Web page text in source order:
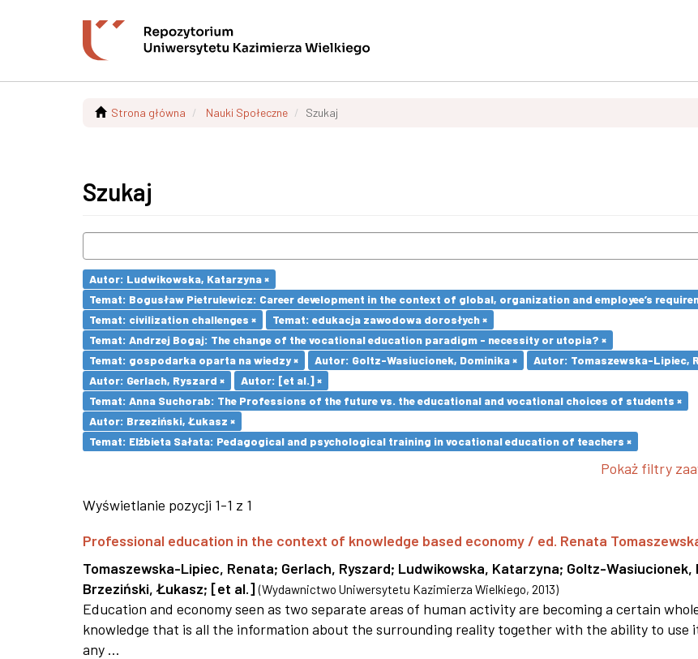
Strona główna Nauki Społeczne Szukaj
Szukaj
Autor: Ludwikowska, Katarzyna ×
Temat: Bogusław Pietrulewicz: Career development in the context of global, organization and employee’s
Temat: civilization challenges ×
Temat: edukacja zawodowa dorosłych ×
Temat: Andrzej Bogaj: The change of the vocational education paradigm - necessity or utopia? ×
Temat: gospodarka oparta na wiedzy ×
Autor: Goltz-Wasiucionek, Dominika ×
Autor: Tomaszewska-Lipiec,
Autor: Gerlach, Ryszard ×
Autor: [et al.] ×
Temat: Anna Suchorab: The Professions of the future vs. the educational and vocational choices of students ×
Autor: Brzeziński, Łukasz ×
Temat: Elżbieta Sałata: Pedagogical and psychological training in vocational education of teachers ×
Pokaż filtry
Wyświetlanie pozycji 1-1 z 1
Professional education in the context of knowledge based economy / ed. Renata
Tomaszewska-Lipiec, Renata; Gerlach, Ryszard; Ludwikowska, Katarzyna; Goltz-Wasiucionek,
Brzeziński, Łukasz; [et al.] (Wydawnictwo Uniwersytetu Kazimierza Wielkiego, 2013)
Education and economy seen as two separate areas of human activity are becoming a certain
knowledge that is all the information about the surrounding reality together with the ability to use
any ...